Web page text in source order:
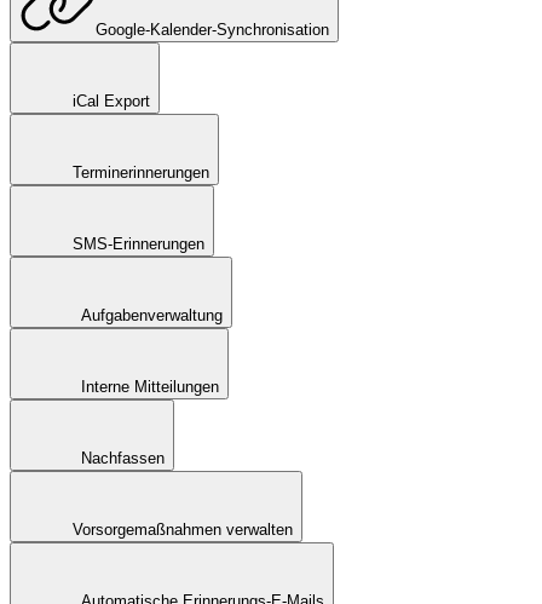
Google-Kalender-Synchronisation
iCal Export
Terminerinnerungen
SMS-Erinnerungen
Aufgabenverwaltung
Interne Mitteilungen
Nachfassen
Vorsorgemaßnahmen verwalten